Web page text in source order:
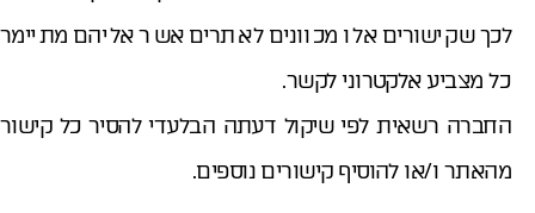
לכך שקישורים אלו מכוונים לאתרים אשר אליהם מתיימר
כל מצביע אלקטרוני לקשר.
החברה רשאית לפי שיקול דעתה הבלעדי להסיר כל קישור
מהאתר ו/או להוסיף קישורים נוספים.